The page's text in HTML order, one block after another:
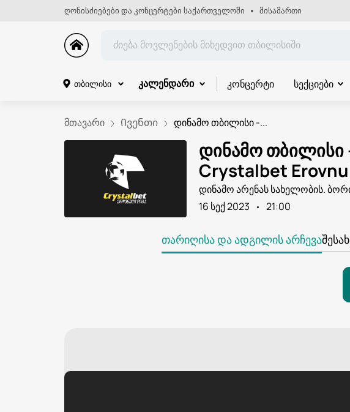
ღონისძიებები და კონცერტები საქართველოში მისამართი
თბილისი კალენდარი კონცერტი სექციები
მთავარი Ივენთი დინამო თბილისი -...
დინამო თბილისი
Crystalbet
დინამო არენას სახელობის.
16 სექ 2023
21:00
ᲗᲐᲠᲘᲦᲘᲡᲐ ᲓᲐ ᲐᲓᲒᲘᲚᲘᲡ ᲐᲠᲩᲔᲕᲐ